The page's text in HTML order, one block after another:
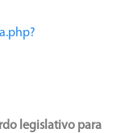
legislativo para